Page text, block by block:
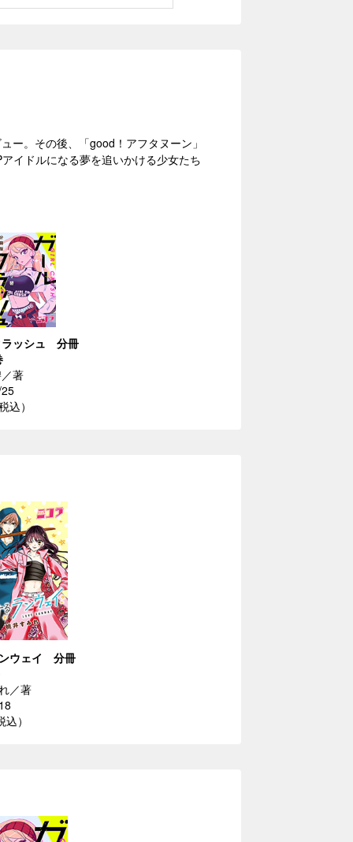
ー。その後、「good！アフタヌーン」
イドルになる夢を追いかける少女たち
ラッシュ 分冊
著
込）
ウェイ 分冊
／著
）